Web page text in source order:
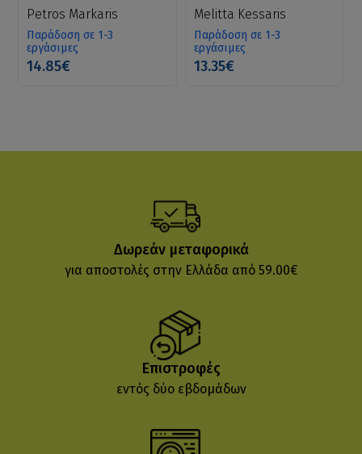
Petros Markaris
Παράδοση σε 1-3
εργάσιμες
14.85€
Melitta Kessaris
Παράδοση σε 1-3
εργάσιμες
13.35€
Δωρεάν μεταφορικά
για αποστολές στην Ελλάδα από 59.00€
Επιστροφές
εντός δύο εβδομάδων